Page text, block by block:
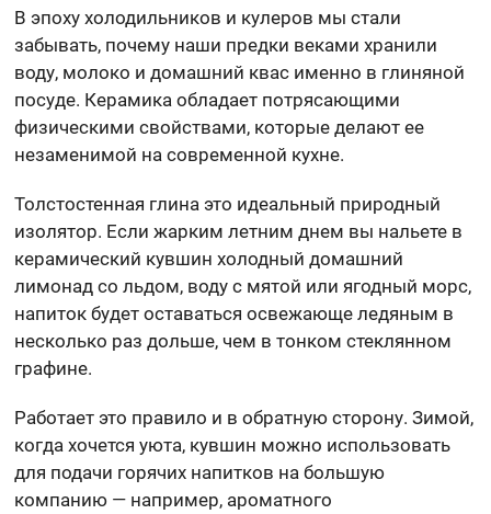
В эпоху холодильников и кулеров мы стали
забывать, почему наши предки веками хранили
воду, молоко и домашний квас именно в глиняной
посуде. Керамика обладает потрясающими
физическими свойствами, которые делают ее
незаменимой на современной кухне.
Толстостенная глина это идеальный природный
изолятор. Если жарким летним днем вы нальете в
керамический кувшин холодный домашний
лимонад со льдом, воду с мятой или ягодный морс,
напиток будет оставаться освежающе ледяным в
несколько раз дольше, чем в тонком стеклянном
графине.
Работает это правило и в обратную сторону. Зимой,
когда хочется уюта, кувшин можно использовать
для подачи горячих напитков на большую
компанию — например, ароматного